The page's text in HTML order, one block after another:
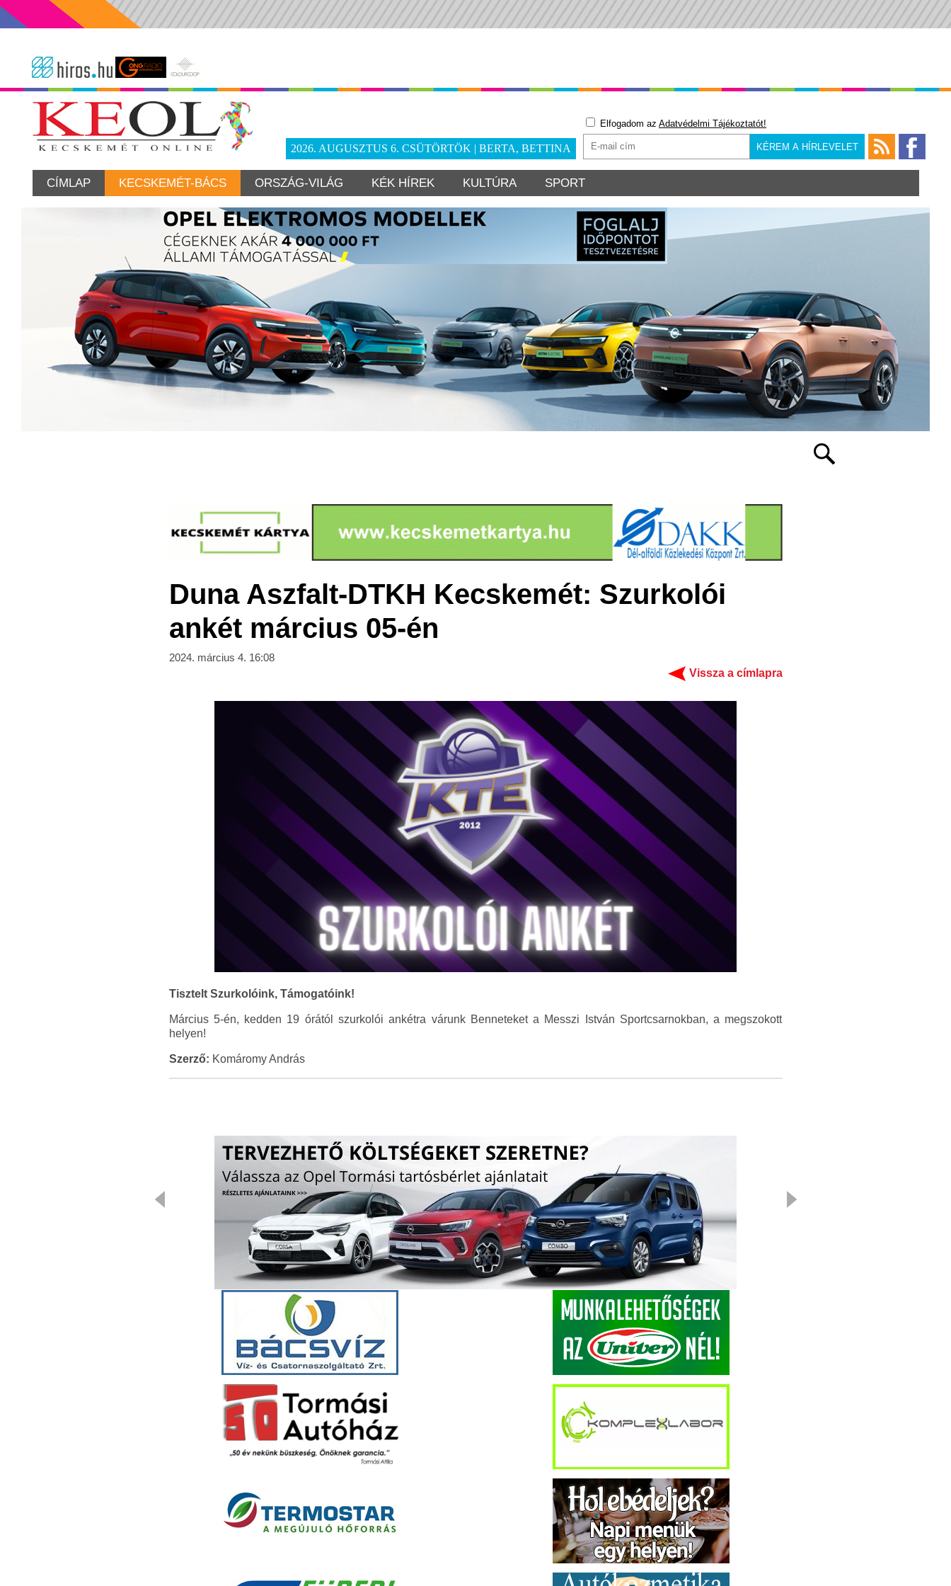
2026. AUGUSZTUS 6. CSÜTÖRTÖK | BERTA, BETTINA
Elfogadom az Adatvédelmi Tájékoztatót!
CÍMLAP KECSKEMÉT-BÁCS ORSZÁG-VILÁG KÉK HÍREK KULTÚRA SPORT
Duna Aszfalt-DTKH Kecskemét: Szurkolói
ankét március 05-én
2024. március 4. 16:08
Vissza a címlapra
Tisztelt Szurkolóink, Támogatóink!
Március 5-én, kedden 19 órától szurkolói ankétra várunk Benneteket a Messzi István Sportcsarnokban, a megszokott
helyen!
Szerző: Komáromy András